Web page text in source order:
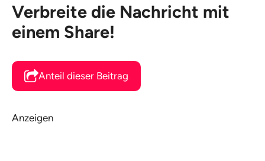
Verbreite die Nachricht mit
einem Share!
Anteil dieser Beitrag
Anzeigen